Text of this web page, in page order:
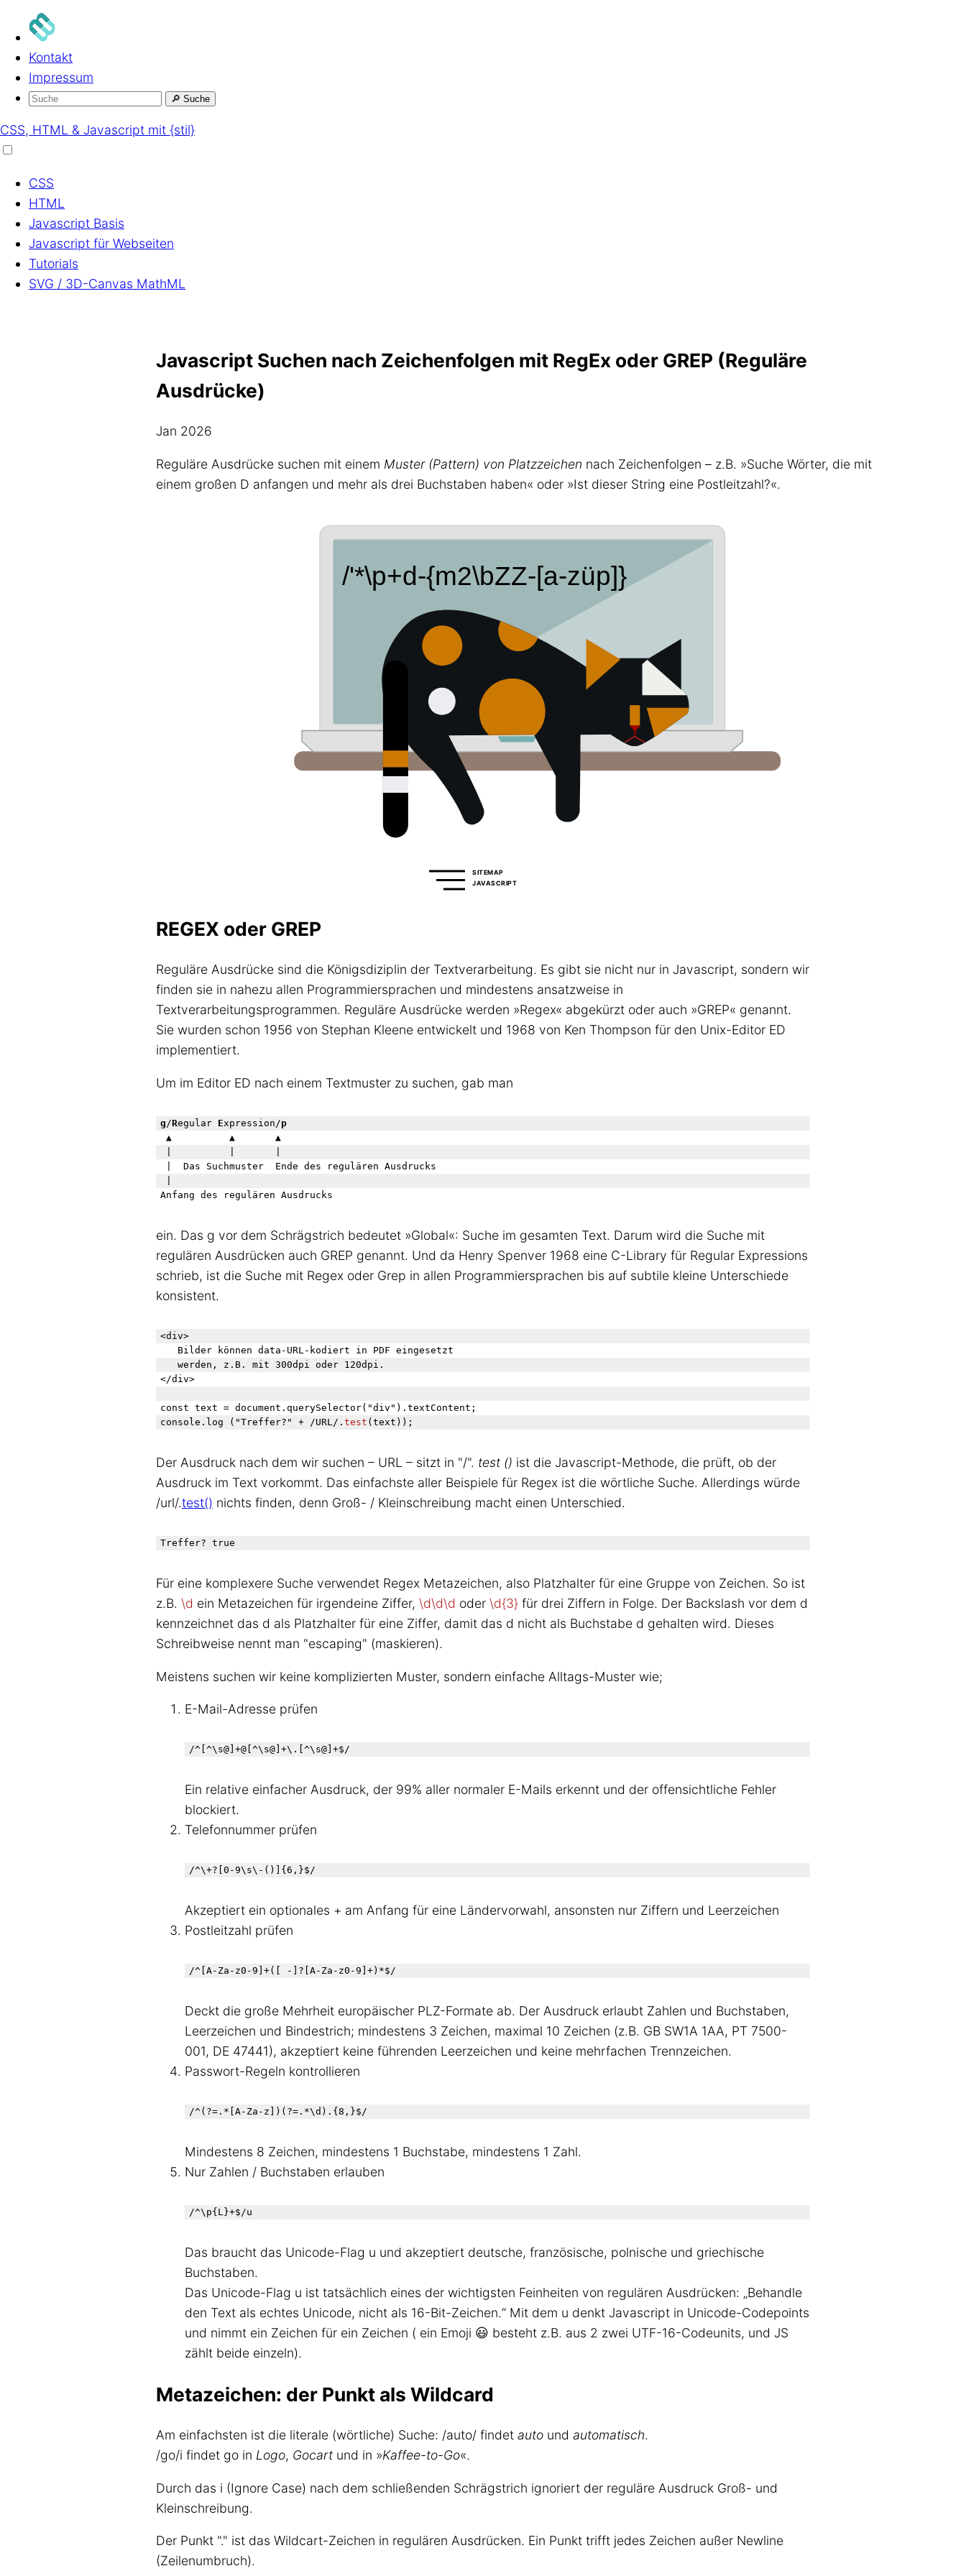
Kontakt
Impressum
🔎 Suche
CSS, HTML & Javascript mit {stil}
CSS
HTML
Javascript Basis
Javascript für Webseiten
Tutorials
SVG / 3D-Canvas MathML
Javascript Suchen nach Zeichenfolgen mit RegEx oder GREP (Reguläre
Ausdrücke)
Jan 2026
Reguläre Ausdrücke suchen mit einem Muster (Pattern) von Platzzeichen nach Zeichenfolgen – z.B. »Suche Wörter, die mit
einem großen D anfangen und mehr als drei Buchstaben haben« oder »Ist dieser String eine Postleitzahl?«.
SITEMAP
JAVASCRIPT
REGEX oder GREP
Reguläre Ausdrücke sind die Königsdiziplin der Textverarbeitung. Es gibt sie nicht nur in Javascript, sondern wir
finden sie in nahezu allen Programmiersprachen und mindestens ansatzweise in
Textverarbeitungsprogrammen. Reguläre Ausdrücke werden »Regex« abgekürzt oder auch »GREP« genannt.
Sie wurden schon 1956 von Stephan Kleene entwickelt und 1968 von Ken Thompson für den Unix-Editor ED
implementiert.
Um im Editor ED nach einem Textmuster zu suchen, gab man
g /Regular Expression/p
▲          ▲       ▲
|  Das Suchmuster  Ende des regulären Ausdrucks
ein. Das g vor dem Schrägstrich bedeutet »Global«: Suche im gesamten Text. Darum wird die Suche mit
regulären Ausdrücken auch GREP genannt. Und da Henry Spenver 1968 eine C-Library für Regular Expressions
schrieb, ist die Suche mit Regex oder Grep in allen Programmiersprachen bis auf subtile kleine Unterschiede
konsistent.
<div>
</div>
const text = document.querySelector("div").textContent;
console.log ("Treffer?" + /URL/. test
Der Ausdruck nach dem wir suchen – URL – sitzt in "/". test () ist die Javascript-Methode, die prüft, ob der
Ausdruck im Text vorkommt. Das einfachste aller Beispiele für Regex ist die wörtliche Suche. Allerdings würde
/url/.test() nichts finden, denn Groß- / Kleinschreibung macht einen Unterschied.
Für eine komplexere Suche verwendet Regex Metazeichen, also Platzhalter für eine Gruppe von Zeichen. So ist
z.B. \d ein Metazeichen für irgendeine Ziffer, \d\d\d oder \d{3} für drei Ziffern in Folge. Der Backslash vor dem d
kennzeichnet das d als Platzhalter für eine Ziffer, damit das d nicht als Buchstabe d gehalten wird. Dieses
Schreibweise nennt man "escaping" (maskieren).
Meistens suchen wir keine komplizierten Muster, sondern einfache Alltags-Muster wie;
E-Mail-Adresse prüfen
/^[^\s@]+@[^\s@]+\.[^\s@]+$/
Ein relative einfacher Ausdruck, der 99% aller normaler E-Mails erkennt und der offensichtliche Fehler
blockiert.
Telefonnummer prüfen
/^\+?[0-9\s\-()]{6,}$/
Akzeptiert ein optionales + am Anfang für eine Ländervorwahl, ansonsten nur Ziffern und Leerzeichen
Postleitzahl prüfen
/^[A-Za-z0-9]+([ -]?[A-Za-z0-9]+)*$/
Deckt die große Mehrheit europäischer PLZ-Formate ab. Der Ausdruck erlaubt Zahlen und Buchstaben,
Leerzeichen und Bindestrich; mindestens 3 Zeichen, maximal 10 Zeichen (z.B. GB SW1A 1AA, PT 7500-
001, DE 47441), akzeptiert keine führenden Leerzeichen und keine mehrfachen Trennzeichen.
Passwort-Regeln kontrollieren
/^(?=.*[A-Za-z])(?=.*\d).{8,}$/
Mindestens 8 Zeichen, mindestens 1 Buchstabe, mindestens 1 Zahl.
Nur Zahlen / Buchstaben erlauben
/^\p{L}+$/u
Das braucht das Unicode-Flag u und akzeptiert deutsche, französische, polnische und griechische
Buchstaben.
Das Unicode-Flag u ist tatsächlich eines der wichtigsten Feinheiten von regulären Ausdrücken: „Behandle
den Text als echtes Unicode, nicht als 16-Bit-Zeichen.“ Mit dem u denkt Javascript in Unicode-Codepoints
und nimmt ein Zeichen für ein Zeichen ( ein Emoji 😃 besteht z.B. aus 2 zwei UTF-16-Codeunits, und JS
zählt beide einzeln).
Metazeichen: der Punkt als Wildcard
Am einfachsten ist die literale (wörtliche) Suche: /auto/ findet auto und automatisch.
/go/i findet go in Logo, Gocart und in »Kaffee-to-Go«.
Durch das i (Ignore Case) nach dem schließenden Schrägstrich ignoriert der reguläre Ausdruck Groß- und
Kleinschreibung.
Der Punkt "." ist das Wildcart-Zeichen in regulären Ausdrücken. Ein Punkt trifft jedes Zeichen außer Newline
(Zeilenumbruch).